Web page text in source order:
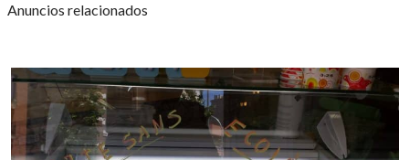
Anuncios relacionados